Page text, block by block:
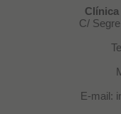
C/
E-mail: